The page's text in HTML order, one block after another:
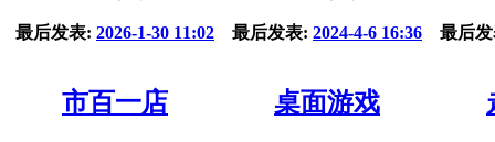
最后发表: 2026-1-30 11:02 最后发表: 2024-4-6 16:36 最后
市百一店 桌面游戏